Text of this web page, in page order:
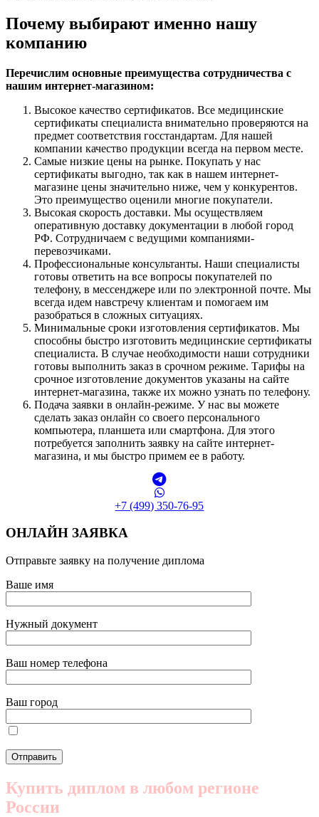
Почему выбирают именно нашу
компанию
Перечислим основные преимущества сотрудничества с
нашим интернет-магазином:
Высокое качество сертификатов. Все медицинские
сертификаты специалиста внимательно проверяются на
предмет соответствия госстандартам. Для нашей
компании качество продукции всегда на первом месте.
Самые низкие цены на рынке. Покупать у нас
сертификаты выгодно, так как в нашем интернет-
магазине цены значительно ниже, чем у конкурентов.
Это преимущество оценили многие покупатели.
Высокая скорость доставки. Мы осуществляем
оперативную доставку документации в любой город
РФ. Сотрудничаем с ведущими компаниями-
перевозчиками.
Профессиональные консультанты. Наши специалисты
готовы ответить на все вопросы покупателей по
телефону, в мессенджере или по электронной почте. Мы
всегда идем навстречу клиентам и помогаем им
разобраться в сложных ситуациях.
Минимальные сроки изготовления сертификатов. Мы
способны быстро изготовить медицинские сертификаты
специалиста. В случае необходимости наши сотрудники
готовы выполнить заказ в срочном режиме. Тарифы на
срочное изготовление документов указаны на сайте
интернет-магазина, также их можно узнать по телефону.
Подача заявки в онлайн-режиме. У нас вы можете
сделать заказ онлайн со своего персонального
компьютера, планшета или смартфона. Для этого
потребуется заполнить заявку на сайте интернет-
магазина, и мы быстро примем ее в работу.
+7 (499) 350-76-95
ОНЛАЙН ЗАЯВКА
Отправьте заявку на получение диплома
Ваше имя
Нужный документ
Ваш номер телефона
Ваш город
Купить диплом в любом регионе
России